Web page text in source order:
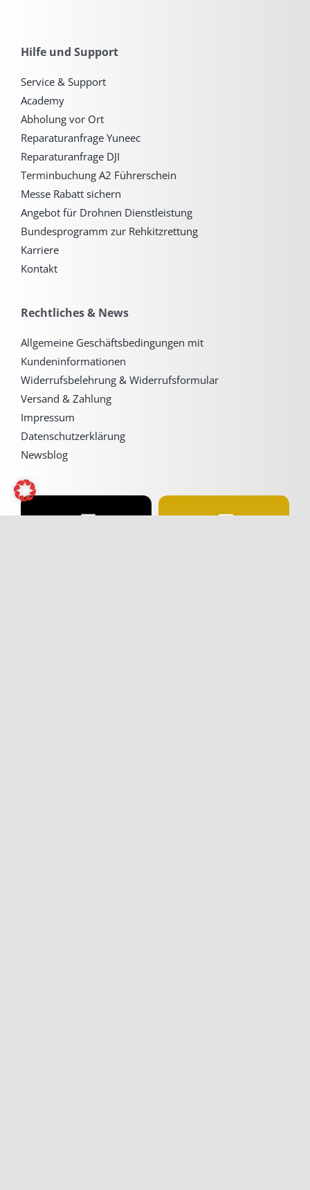
Hilfe und Support
Service & Support
Academy
Abholung vor Ort
Reparaturanfrage Yuneec
Reparaturanfrage DJI
Terminbuchung A2 Führerschein
Messe Rabatt sichern
Angebot für Drohnen Dienstleistung
Bundesprogramm zur Rehkitzrettung
Karriere
Kontakt
Rechtliches & News
Allgemeine Geschäftsbedingungen mit
Kundeninformationen
Widerrufsbelehrung & Widerrufsformular
Versand & Zahlung
Impressum
Datenschutzerklärung
Newsblog